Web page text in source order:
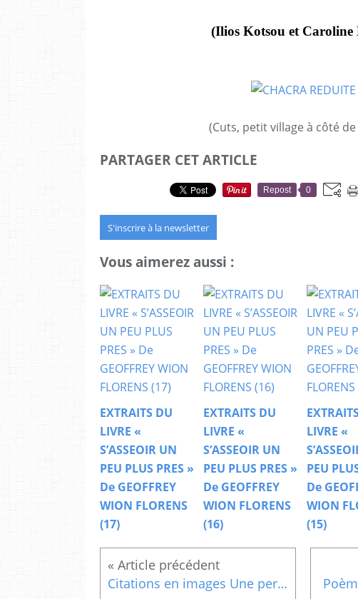
(Ilios Kotsou et Caroline
(Cuts, petit village à côté
PARTAGER CET ARTICLE
Repost 0
S'inscrire à la newsletter
Vous aimerez aussi :
EXTRAITS DU
LIVRE «
S’ASSEOIR UN
PEU PLUS PRES »
De GEOFFREY
WION FLORENS
(17)
EXTRAITS DU
LIVRE «
S’ASSEOIR UN
PEU PLUS PRES »
De GEOFFREY
WION FLORENS
(16)
LIVRE «
PEU
De
WION
(15)
Citations en images Une personne......